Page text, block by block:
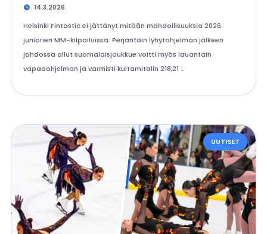
14.3.2026
Helsinki Fintastic ei jättänyt mitään mahdollisuuksia 2026
juniorien MM-kilpailuissa. Perjantain lyhytohjelman jälkeen
johdossa ollut suomalaisjoukkue voitti myös lauantain
vapaaohjelman ja varmisti kultamitalin 218,21 …
UUTISET